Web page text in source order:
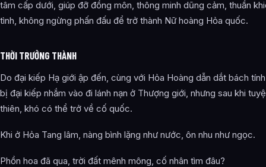
tâm cấp dưới, giúp đỡ đồng môn, thông minh dũng cảm, thuần
tình, không ngừng phấn đấu để trở thành Nữ hoàng Hỏa quốc.
THỜI TRƯỞNG THÀNH
Do đại kiếp Hạ giới ập đến, cùng với Hỏa Hoàng dẫn dắt bách
bị đại kiếp nhắm vào đi lánh nạn ở Thượng giới, nhưng sau khi
thiên, khó có thể trở về cố quốc.
Khi ở Hỏa Tang lâm, nàng bình lặng như nước, ôn nhu như ngọc.
Phồn hoa đã qua, trời đất mênh mông, cố nhân tìm đâu?